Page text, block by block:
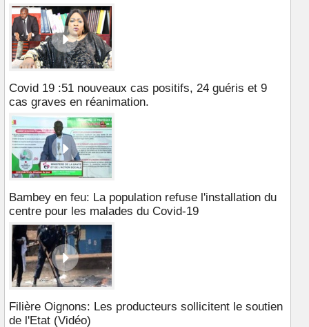
Covid 19 :51 nouveaux cas positifs, 24 guéris et 9
cas graves en réanimation.
Bambey en feu: La population refuse l'installation du
centre pour les malades du Covid-19
Filière Oignons: Les producteurs sollicitent le soutien
de l'Etat (Vidéo)